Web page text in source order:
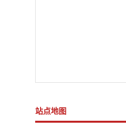
站点地图